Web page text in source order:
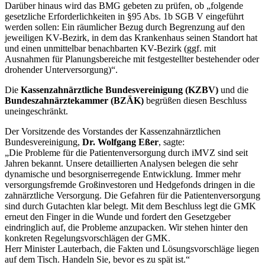
Darüber hinaus wird das BMG gebeten zu prüfen, ob „folgende
gesetzliche Erforderlichkeiten in §95 Abs. 1b SGB V eingeführt
werden sollen: Ein räumlicher Bezug durch Begrenzung auf den
jeweiligen KV-Bezirk, in dem das Krankenhaus seinen Standort hat
und einen unmittelbar benachbarten KV-Bezirk (ggf. mit
Ausnahmen für Planungsbereiche mit festgestellter bestehender oder
drohender Unterversorgung)“.
Die Kassenzahnärztliche Bundesvereinigung (KZBV) und die
Bundeszahnärztekammer (BZÄK) begrüßen diesen Beschluss
uneingeschränkt.
Der Vorsitzende des Vorstandes der Kassenzahnärztlichen
Bundesvereinigung, Dr. Wolfgang Eßer, sagte:
„Die Probleme für die Patientenversorgung durch iMVZ sind seit
Jahren bekannt. Unsere detaillierten Analysen belegen die sehr
dynamische und besorgniserregende Entwicklung. Immer mehr
versorgungsfremde Großinvestoren und Hedgefonds dringen in die
zahnärztliche Versorgung. Die Gefahren für die Patientenversorgung
sind durch Gutachten klar belegt. Mit dem Beschluss legt die GMK
erneut den Finger in die Wunde und fordert den Gesetzgeber
eindringlich auf, die Probleme anzupacken. Wir stehen hinter den
konkreten Regelungsvorschlägen der GMK.
Herr Minister Lauterbach, die Fakten und Lösungsvorschläge liegen
auf dem Tisch. Handeln Sie, bevor es zu spät ist.“